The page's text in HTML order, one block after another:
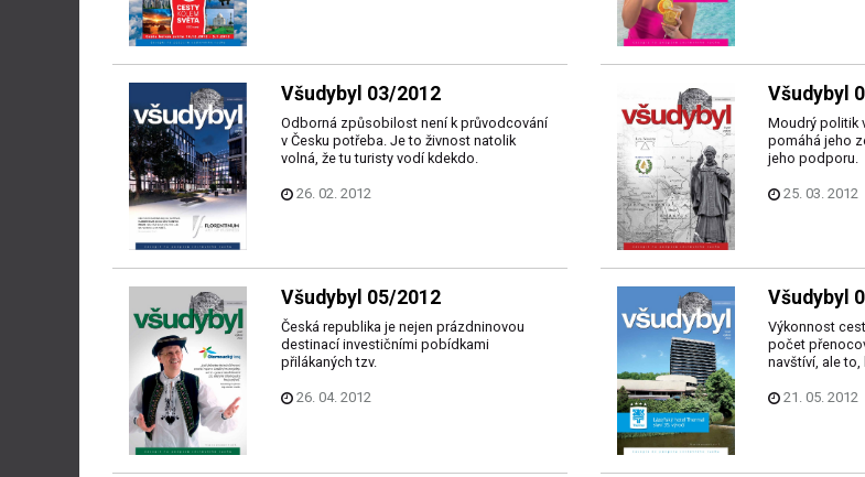
Všudybyl 03/2012
Odborná způsobilost není k průvodcování
v Česku potřeba. Je to živnost natolik
volná, že tu turisty vodí kdekdo.
26. 02. 2012
Všudybyl
Moudrý politik
pomáhá jeho
jeho podporu.
25. 03. 2012
Všudybyl 05/2012
Česká republika je nejen prázdninovou
destinací investičními pobídkami
přilákaných tzv.
26. 04. 2012
Všudybyl
Výkonnost
počet
navštíví, ale to,
21. 05. 2012